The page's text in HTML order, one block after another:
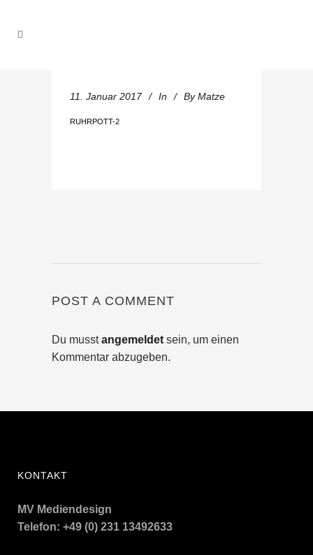
11. Januar 2017 In By Matze
RUHRPOTT-2
POST A COMMENT
Du musstangemeldet sein, um einen
Kommentar abzugeben.
KONTAKT
MV Mediendesign
Telefon: +49 (0) 231 13492633